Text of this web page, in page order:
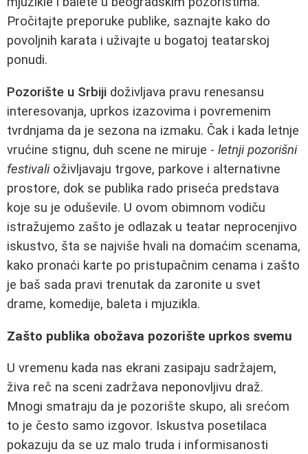
Pročitajte preporuke publike, saznajte kako do
povoljnih karata i uživajte u bogatoj teatarskoj
ponudi.
Pozorište u Srbiji doživljava pravu renesansu
interesovanja, uprkos izazovima i povremenim
tvrdnjama da je sezona na izmaku. Čak i kada letnje
vrućine stignu, duh scene ne miruje - letnji pozorišni
festivalioživljavaju trgove, parkove i alternativne
prostore, dok se publika rado priseća predstava
koje su je oduševile. U ovom obimnom vodiču
istražujemo zašto je odlazak u teatar neprocenjivo
iskustvo, šta se najviše hvali na domaćim scenama,
kako pronaći karte po pristupačnim cenama i zašto
je baš sada pravi trenutak da zaronite u svet
drame, komedije, baleta i mjuzikla.
Zašto publika obožava pozorište uprkos svemu
U vremenu kada nas ekrani zasipaju sadržajem,
živa reč na sceni zadržava neponovljivu draž.
Mnogi smatraju da je pozorište skupo, ali srećom
to je često samo izgovor. Iskustva posetilaca
pokazuju da se uz malo truda i informisanosti